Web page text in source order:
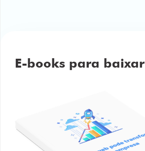
E-books para baixar